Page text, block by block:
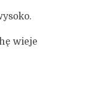
wieje